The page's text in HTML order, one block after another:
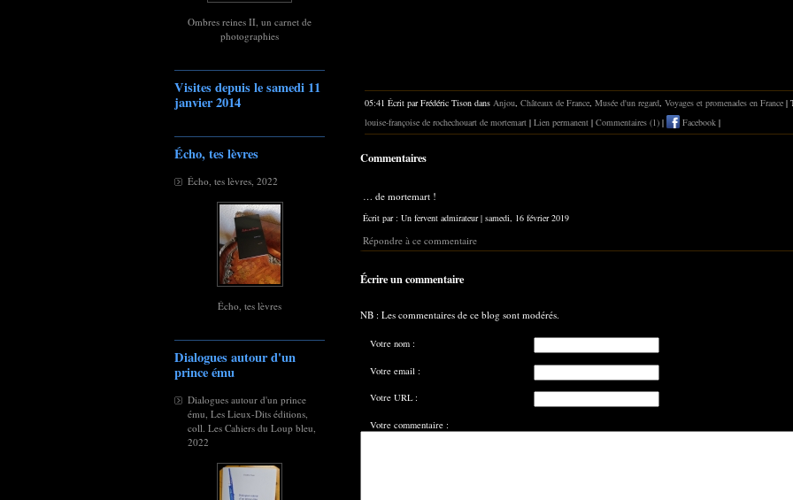
Ombres reines II, un carnet de
photographies
Visites depuis le samedi 11
janvier 2014
Écho, tes lèvres
Écho, tes lèvres, 2022
Écho, tes lèvres
Dialogues autour d'un
prince ému
Dialogues autour d'un prince
ému, Les Lieux-Dits éditions,
coll. Les Cahiers du Loup bleu,
2022
05:41 Écrit par Frédéric Tison dans Anjou Châteaux de France Musée d'un regard Voyages et promenades en France |
louise-françoise de rochechouart de mortemart | Lien permanent | Commentaires (1) | Facebook |
Commentaires
… de mortemart !
Écrit par : Un fervent admirateur | samedi, 16 février 2019
Répondre à ce commentaire
Écrire un commentaire
NB : Les commentaires de ce blog sont modérés.
Votre nom :
Votre email :
Votre URL :
Votre commentaire :